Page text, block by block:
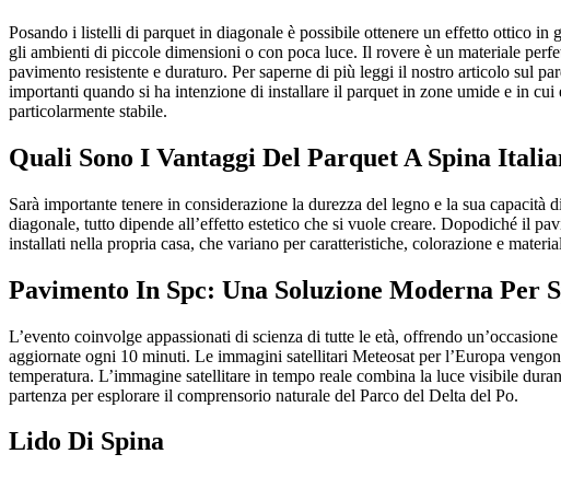
Posando i listelli di parquet in diagonale è possibile ottenere un effetto ottico
gli ambienti di piccole dimensioni o con poca luce. Il rovere è un materiale
pavimento resistente e duraturo. Per saperne di più leggi il nostro articolo sul
importanti quando si ha intenzione di installare il parquet in zone umide e in
particolarmente stabile.
Quali Sono I Vantaggi Del Parquet A Spina
Sarà importante tenere in considerazione la durezza del legno e la sua
diagonale, tutto dipende all’effetto estetico che si vuole creare. Dopodiché il
installati nella propria casa, che variano per caratteristiche, colorazione e
Pavimento In Spc: Una Soluzione Moderna Per
L’evento coinvolge appassionati di scienza di tutte le età, offrendo
aggiornate ogni 10 minuti. Le immagini satellitari Meteosat per l’Europa
temperatura. L’immagine satellitare in tempo reale combina la luce visibile
partenza per esplorare il comprensorio naturale del Parco del Delta del Po.
Lido Di Spina